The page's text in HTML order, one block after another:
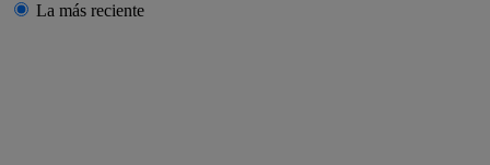
La más reciente